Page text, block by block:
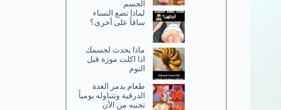
الجسم
لماذا تضع النساء
ساقاً على أخرى؟
ماذا يحدث لجسمك
اذا اكلت موزة قبل
النوم
طعام يدمر الغدة
الدرقية وتتناوله يومياً
تجنبه من الأن